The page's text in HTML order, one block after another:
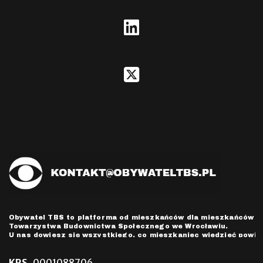
fab
fa-
fab
fa-
Obywatel TBS to platforma od mieszkańców dla mieszkańców
Towarzystwa Budownictwa Społecznego we Wrocławiu.
U nas dowiesz się wszystkiego, co mieszkaniec wiedzieć